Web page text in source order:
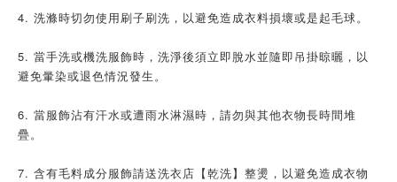
4. 洗滌時切勿使用刷子刷洗，以避免造成衣料損壞或是起毛球。
5. 當手洗或機洗服飾時，洗淨後須立即脫水並隨即吊掛晾曬，以
避免暈染或退色情況發生。
6. 當服飾沾有汗水或遭雨水淋濕時，請勿與其他衣物長時間堆
疊。
7. 含有毛料成分服飾請送洗衣店【乾洗】整燙，以避免造成衣物